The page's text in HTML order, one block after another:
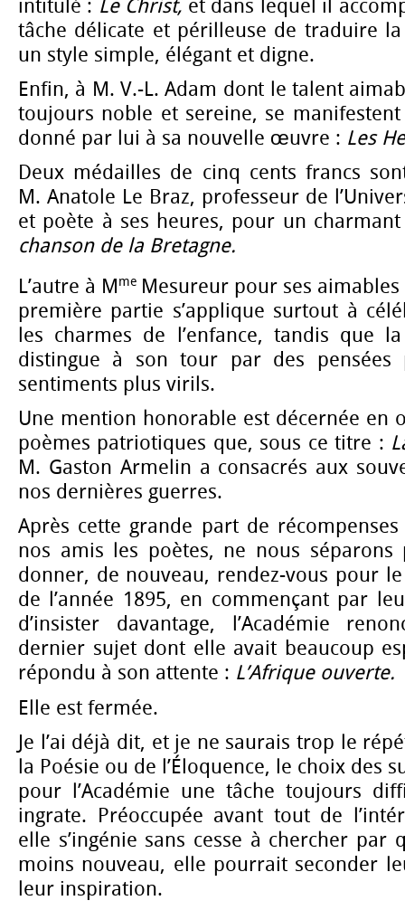
intitulé : Le Christ, et dans lequel il
tâche délicate et périlleuse de traduire
un style simple, élégant et digne.
Enfin, à M. V.-L. Adam dont le talent
toujours noble et sereine, se
donné par lui à sa nouvelle œuvre : Les
Deux médailles de cinq cents francs
M. Anatole Le Braz, professeur de
et poète à ses heures, pour un
chanson de la Bretagne.
L’autre à Mme Mesureur pour ses aimables
première partie s’applique surtout à
les charmes de l’enfance, tandis que
distingue à son tour par des pensées
sentiments plus virils.
Une mention honorable est décernée en
poèmes patriotiques que, sous ce titre :
M. Gaston Armelin a consacrés aux
nos dernières guerres.
Après cette grande part de
nos amis les poètes, ne nous séparons
donner, de nouveau, rendez-vous pour
de l’année 1895, en commençant par
d’insister davantage, l’Académie
dernier sujet dont elle avait beaucoup
répondu à son attente : L’Afrique ouverte.
Elle est fermée.
Je l’ai déjà dit, et je ne saurais trop le
la Poésie ou de l’Éloquence, le choix des
pour l’Académie une tâche toujours
ingrate. Préoccupée avant tout de
elle s’ingénie sans cesse à chercher par
moins nouveau, elle pourrait seconder
leur inspiration.